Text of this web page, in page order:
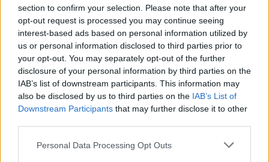
section to confirm your selection. Please note that after your
opt-out request is processed you may continue seeing
interest-based ads based on personal information utilized by
us or personal information disclosed to third parties prior to
your opt-out. You may separately opt-out of the further
disclosure of your personal information by third parties on the
IAB’s list of downstream participants. This information may
also be disclosed by us to third parties on the IAB’s List of
Downstream Participants that may further disclose it to other
Please note that this website/app uses one or more Google
Personal Data Processing Opt Outs